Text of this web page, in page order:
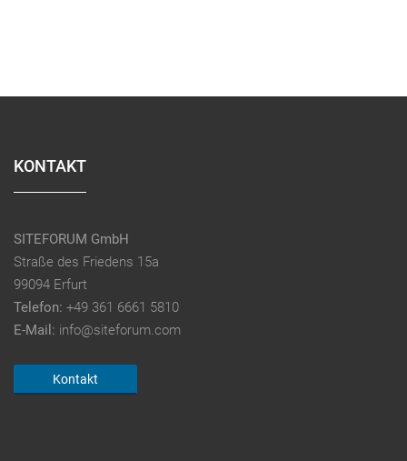
KONTAKT
SITEFORUM GmbH
Straße des Friedens 15a
99094 Erfurt
Telefon: +49 361 6661 5810
E-Mail: info@siteforum.com
Kontakt